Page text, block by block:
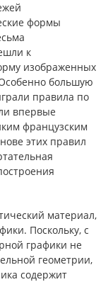
формы
к
изображенных
большую
правила по
впервые
французским
этих правил
материал,
Поскольку, с
графики не
геометрии,
содержит